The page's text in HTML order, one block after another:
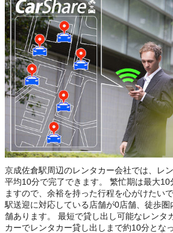
京成佐倉駅周辺のレンタカー会社では、レ
平均10分で完了できます。 繁忙期は最大10
ますので、余裕を持った行程を心がけたい
駅送迎に対応している店舗が0店舗、徒歩
舗あります。 最短で貸し出し可能なレンタ
カーでレンタカー貸し出しまで約10分とな